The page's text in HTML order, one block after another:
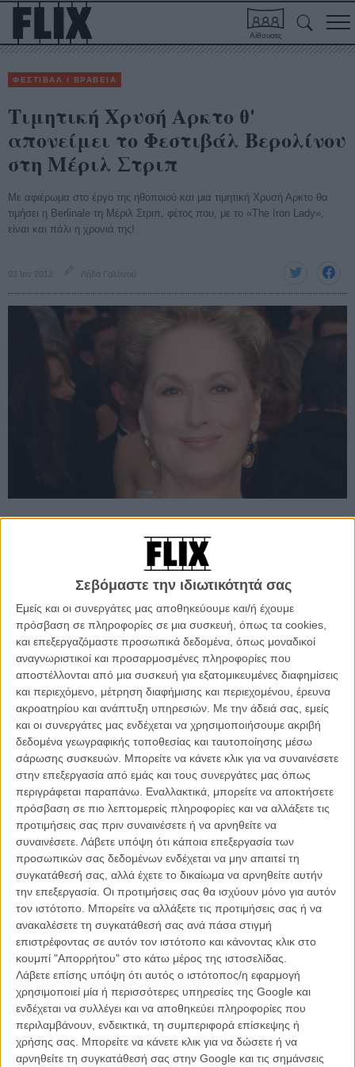
Σεβόμαστε την ιδιωτικότητά σας
Εμείς και οι συνεργάτες μας αποθηκεύουμε και/ή έχουμε
πρόσβαση σε πληροφορίες σε μια συσκευή, όπως τα cookies,
και επεξεργαζόμαστε προσωπικά δεδομένα, όπως μοναδικοί
αναγνωριστικοί και προσαρμοσμένες πληροφορίες που
αποστέλλονται από μια συσκευή για εξατομικευμένες διαφημίσεις
και περιεχόμενο, μέτρηση διαφήμισης και περιεχομένου, έρευνα
ακροατηρίου και ανάπτυξη υπηρεσιών. Με την άδειά σας, εμείς
και οι συνεργάτες μας ενδέχεται να χρησιμοποιήσουμε ακριβή
δεδομένα γεωγραφικής τοποθεσίας και ταυτοποίησης μέσω
σάρωσης συσκευών. Μπορείτε να κάνετε κλικ για να συναινέσετε
στην επεξεργασία από εμάς και τους συνεργάτες μας όπως
περιγράφεται παραπάνω. Εναλλακτικά, μπορείτε να αποκτήσετε
πρόσβαση σε πιο λεπτομερείς πληροφορίες και να αλλάξετε τις
προτιμήσεις σας πριν συναινέσετε ή να αρνηθείτε να
συναινέσετε. Λάβετε υπόψη ότι κάποια επεξεργασία των
προσωπικών σας δεδομένων ενδέχεται να μην απαιτεί τη
συγκατάθεσή σας, αλλά έχετε το δικαίωμα να αρνηθείτε αυτήν
την επεξεργασία. Οι προτιμήσεις σας θα ισχύουν μόνο για αυτόν
τον ιστότοπο. Μπορείτε να αλλάξετε τις προτιμήσεις σας ή να
ανακαλέσετε τη συγκατάθεσή σας ανά πάσα στιγμή
επιστρέφοντας σε αυτόν τον ιστότοπο και κάνοντας κλικ στο
κουμπί "Απορρήτου" στο κάτω μέρος της ιστοσελίδας.
Λάβετε επίσης υπόψη ότι αυτός ο ιστότοπος/η εφαρμογή
χρησιμοποιεί μία ή περισσότερες υπηρεσίες της Google και
ενδέχεται να συλλέγει και να αποθηκεύει πληροφορίες που
περιλαμβάνουν, ενδεικτικά, τη συμπεριφορά επίσκεψης ή
χρήσης σας. Μπορείτε να κάνετε κλικ για να δώσετε ή να
αρνηθείτε τη συγκατάθεσή σας στην Google και τις σημάνσεις
Αίθουσες
ΦΕΣΤΙΒΑΛ / ΒΡΑΒΕΙΑ
Τιμητική Χρυσή Αρκτο θ'
απονείμει το Φεστιβάλ Βερολίνου
στη Μέριλ Στριπ
Με αφιέρωμα στο έργο της ηθοποιού και μια τιμητική Χρυσή Αρκτο θα
τιμήσει η Berlinale τη Μέριλ Στριπ, φέτος που, με το «The Iron Lady»,
είναι και πάλι η χρονιά της!
02 Ιαν 2012 Λήδα Γαλανού
Προσθέστε το Flix στις προτιμήσεις σας στο
Google
Παρούσα θα είναι στη διάρκεια του φετινού Φεστιβάλ Βερολίνου,
από τις 9 έως τις 19 Φεβρουαρίου, η Μέριλ Στριπ, στην οποία η
Berlinale θα αφιερώσει μια τιμητική Χρυσή Αρκτο, ενώ θα
παρουσιάσει κι ένα μέρος της φιλμογραφίας της.
«Χαιρόμαστε αφάνταστα που μας δίνεται η δυνατότητα να
προσφέρουμε την Τιμητική Χρυσή Αρκτο σε μια τόσο εκπληκτικά
καλλιτέχνη και σταρ διεθνούς βεληνεκούς. Η Μέριλ Στριπ είναι μια
εξέχουσα, ευμετάβλητη ερμηνεύτρια που κινείται με άνεση μεταξύ
των δραματικών και των κωμικών ρόλων,» δήλωσε ο Διευθυντής
του Φεστιβάλ Βερολίνου, Ντίτερ Κόσλικ.
Η Μέριλ Στριπ έχει επισκεφθεί το Φεστιβάλ Βερολίνου και
αποσπάσει και βραβεία αρκετές φορές: το 1999 τιμήθηκε με την
«Berlinale Camera», το 2003 μοιράστηκε, μαζί με την Τζούλιαν
Μουρ και τη Νικόλ Κίντμαν, την Αργυρή Αρκτο για την ερμηνεία της
στις «Ωρες», το 2006 συμμετείχε στο Φεστιβάλ με το «A Praire
Home Companion» του Ρόμπερτ Ολτμαν.
Η Τιμητική Χρυσή Αρκτος θ’ απονεμηθεί στη Μέριλ Στριπ στις 14
Φεβρουαρίου σε ειδική τελετή, ενώ θ’ ακολουθήσει η προβολή του
The Iron Lady», της ταινίας με την οποία η Στριπ, ενσαρκώνοντας
τη Μάργκαρετ Θάτσερ, διεκδικεί φέτος ήδη της Χρυσή Σφαίρα
γυναικείου ρόλου, ενδεχομένως κι ένα ακόμα Οσκαρ.
Στο πρόγραμμα προβολών ταινιών της Μέριλ Στριπ που
διοργανώνει η Berlinale, περιλαμβάνονται τα φιλμ: «Κράμερ